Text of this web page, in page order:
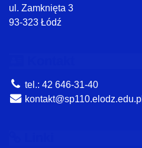
ul. Zamknięta 3
93-323 Łódź
tel.: 42 646-31-40
kontakt@sp110.elodz.edu.pl